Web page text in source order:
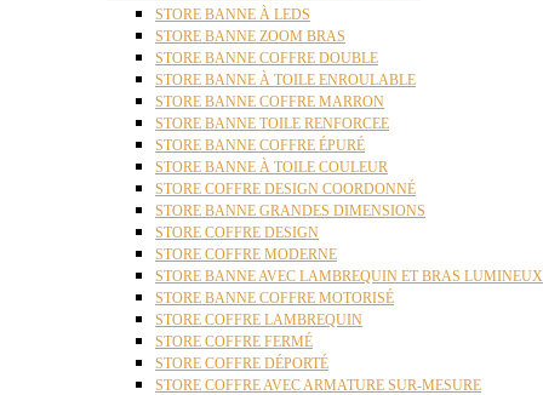
STORE BANNE À LEDS
STORE BANNE ZOOM BRAS
STORE BANNE COFFRE DOUBLE
STORE BANNE À TOILE ENROULABLE
STORE BANNE COFFRE MARRON
STORE BANNE TOILE RENFORCEE
STORE BANNE COFFRE ÉPURÉ
STORE BANNE À TOILE COULEUR
STORE COFFRE DESIGN COORDONNÉ
STORE BANNE GRANDES DIMENSIONS
STORE COFFRE DESIGN
STORE COFFRE MODERNE
STORE BANNE AVEC LAMBREQUIN ET BRAS LUMINEUX
STORE BANNE COFFRE MOTORISÉ
STORE COFFRE LAMBREQUIN
STORE COFFRE FERMÉ
STORE COFFRE DÉPORTÉ
STORE COFFRE AVEC ARMATURE SUR-MESURE